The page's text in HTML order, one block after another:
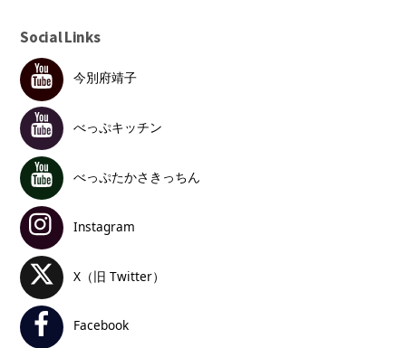
Social Links
今別府靖子
べっぷキッチン
べっぷたかさきっちん
Instagram
X（旧 Twitter）
Facebook